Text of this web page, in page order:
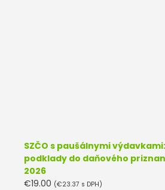
SZČO s paušálnymi
podklady do daňového
2026
€19.00 (€23.37 s DPH)